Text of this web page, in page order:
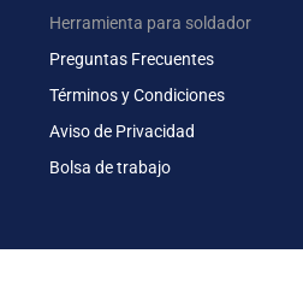
Herramienta para soldador
Preguntas Frecuentes
Términos y Condiciones
Aviso de Privacidad
Bolsa de trabajo